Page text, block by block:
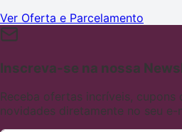
Ver Oferta e Parcelamento
Inscreva-se na nossa
Receba ofertas incríveis,
novidades diretamente no seu e-